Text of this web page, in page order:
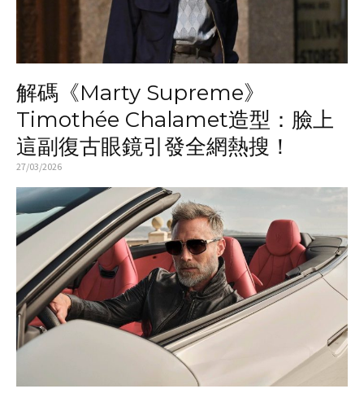
解碼《Marty Supreme》
Timothée Chalamet造型：臉上
這副復古眼鏡引發全網熱搜！
27/03/2026